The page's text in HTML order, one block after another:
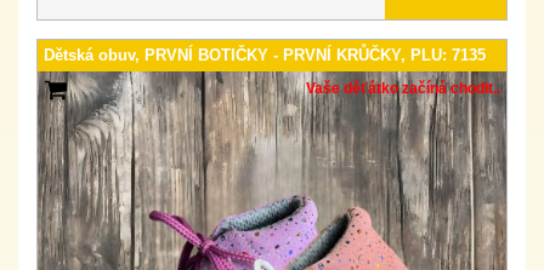
Dětská obuv, PRVNÍ BOTIČKY - PRVNÍ KRŮČKY, PLU: 7135
Vaše děťátko začíná chodit..